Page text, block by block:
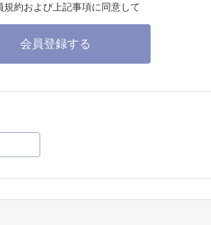
規約および上記事項に同意して
会員登録する